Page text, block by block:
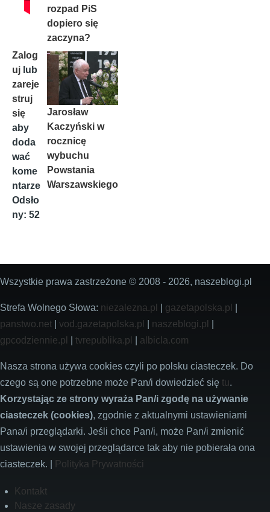
Zalog
uj lub
zareje
struj
się
aby
doda
wać
kome
ntarze
Odsło
ny: 52
rozpad PiS
dopiero się
zaczyna?
Jarosław
Kaczyński w
rocznicę
wybuchu
Powstania
Warszawskiego
Wszystkie prawa zastrzeżone © 2008 - 2026, naszeblogi.pl
Strefa Wolnego Słowa: niezalezna.pl gazetapolska.pl
panstwo.net
vod.gazetapolska.pl naszeblogi.pl
gpcodziennie.pl
tvrepublika.pl albicla.com
Nasza strona używa cookies czyli po polsku ciasteczek. Do
czego są one potrzebne może Pan/i dowiedzieć się tu.
Korzystając ze strony wyraża Pan/i zgodę na używanie
ciasteczek (cookies), zgodnie z aktualnymi ustawieniami
Pana/i przeglądarki. Jeśli chce Pan/i, może Pan/i zmienić
ustawienia w swojej przeglądarce tak aby nie pobierała ona
ciasteczek. |
Polityka Prywatności
FooterKontakt
Nasze zasady